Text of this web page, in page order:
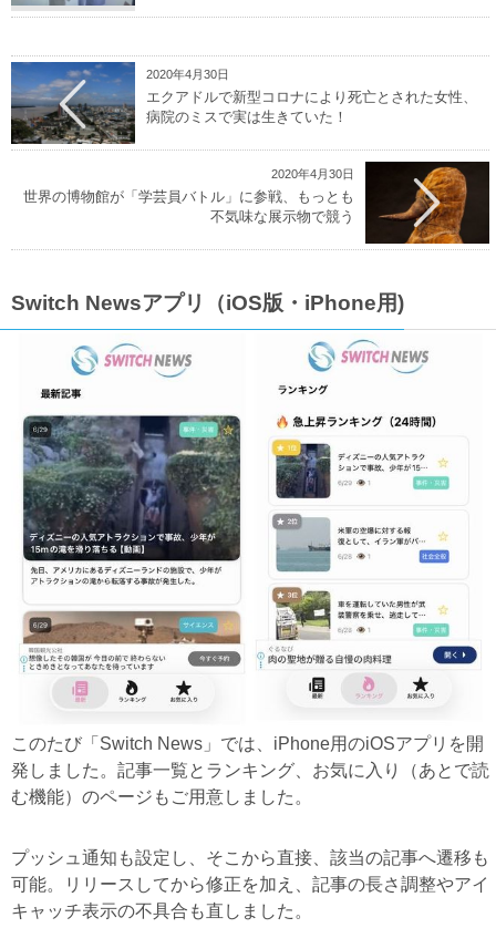
2020年4月30日
エクアドルで新型コロナにより死亡とされた女性、
病院のミスで実は生きていた！
2020年4月30日
世界の博物館が「学芸員バトル」に参戦、もっとも
不気味な展示物で競う
Switch Newsアプリ（iOS版・iPhone用)
このたび「Switch News」では、iPhone用のiOSアプリを開
発しました。記事一覧とランキング、お気に入り（あとで読
む機能）のページもご用意しました。
プッシュ通知も設定し、そこから直接、該当の記事へ遷移も
可能。リリースしてから修正を加え、記事の長さ調整やアイ
キャッチ表示の不具合も直しました。